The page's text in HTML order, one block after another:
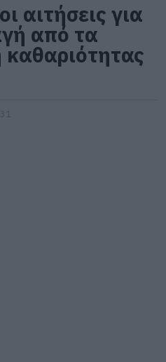
αιτήσεις για
από τα
καθαριότητας